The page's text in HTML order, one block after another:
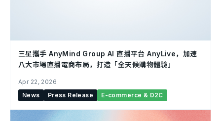
三星攜手 AnyMind Group AI 直播平台 AnyLive，加速
八大市場直播電商布局，打造「全天候購物體驗」
Apr 22, 2026
News
Press Release E-commerce & D2C